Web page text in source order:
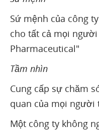
Sứ mệnh của công
cho tất cả mọi
Pharmaceutical"
Tầm nhìn
Cung cấp sự chăm
quan của mọi người
Một công ty không